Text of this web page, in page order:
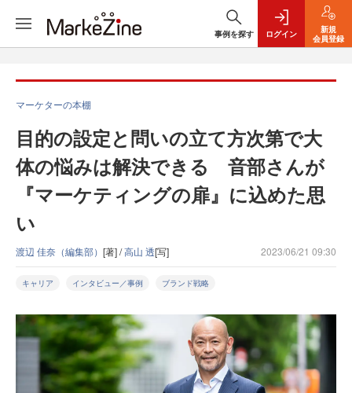
事例を探す ログイン
新規
会員登録
マーケターの本棚
目的の設定と問いの立て方次第で大
体の悩みは解決できる 音部さんが
『マーケティングの扉』に込めた思
い
渡辺 佳奈（編集部） [著] /高山 透[写] 2023/06/21 09:30
キャリア インタビュー／事例 ブランド戦略